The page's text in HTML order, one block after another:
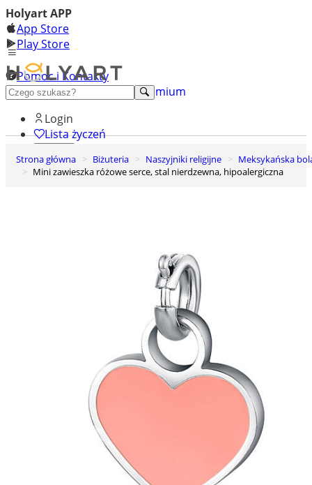
Holyart APP
App Store
Play Store
Pomoc i Kontakty
+48 222 922 860
Odkryj premium
Login
Lista życzeń
0
Koszyk
Strona główna Biżuteria Naszyjniki religijne
Meksykańska
Mini zawieszka różowe serce, stal nierdzewna, hipoalergiczna